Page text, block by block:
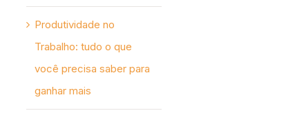
Produtividade no
Trabalho: tudo o que
você precisa saber para
ganhar mais